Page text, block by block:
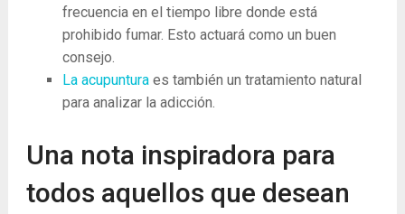
frecuencia en el tiempo libre donde está
prohibido fumar. Esto actuará como un buen
consejo.
La acupuntura es también un tratamiento natural
para analizar la adicción.
Una nota inspiradora para
todos aquellos que desean